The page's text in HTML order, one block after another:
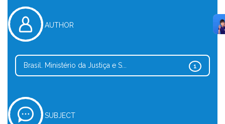
AUTHOR
1
Brasil. Ministério da Justiça e S...
SUBJECT